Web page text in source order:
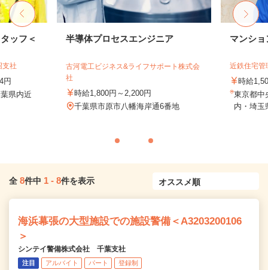
ッフ＜
社
円
県内近
半導体プロセスエンジニア
古河電工ビジネス&ライフサポート株式会
社
時給1,800円～2,200円
千葉県市原市八幡海岸通6番地
マンシ
近鉄住宅
時給
東京都中
内・埼玉
全 8件中 1 - 8件を表示
海浜幕張の大型施設での施設警備＜A3203200106
＞
シンテイ警備株式会社 千葉支社
注目 アルバイト パート 登録制